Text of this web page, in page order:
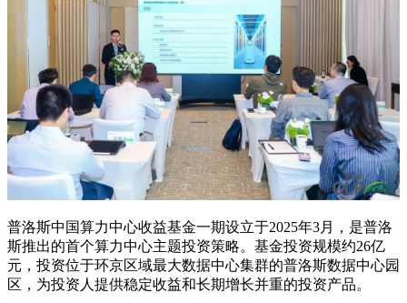
普洛斯中国算力中心收益基金一期设立于2025年3月，是普洛
斯推出的首个算力中心主题投资策略。基金投资规模约26亿
元，投资位于环京区域最大数据中心集群的普洛斯数据中心园
区，为投资人提供稳定收益和长期增长并重的投资产品。